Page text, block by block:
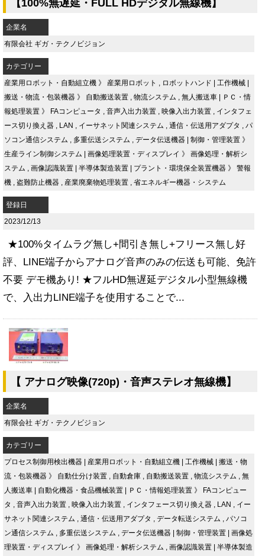
【100%無遅延・FULL HDデジタル無線機】
企業名
有限会社 ギガ・テクノビジョン
カテゴリー
産業用ロボット・自動組立機 》 産業用ロボット ロボットハンド | 工作機械 |
搬送・物流・包装機器 》 自動搬送装置 物流システム 無人搬送車 | ＰＣ・情
報処理装置 》 FAコンピュータ 音声入出力装置 映像入出力装置
インタフェ
ース切り換え器
LAN イーサネット関連システム 通信・伝送用アダプタ
パ
ソコン通信システム
多重伝送システム データ伝送機器 | 制御・管理装置 》
生産ライン制御システム | 画像処理装置・ディスプレイ 》 画像処理・解析シ
ステム
画像認識装置 | 半導体製造装置 | プラント・環境保全装置機器 》 警報
機
盗難防止機器 産業廃棄物処理装置 省エネルギー機器・システム
登録日
2023/12/13
★100%タイムラグ無し+間引き無し+フリース無し好
評、LINE端子からアナログ音声のみの伝送も可能、免許
不要 デモ機あり! ★フルHD無遅延デジタル小型無線機
で、入出力LINE端子を使用することで...
【 アナログ映像(720p)・音声ステレオ無線機】
企業名
有限会社 ギガ・テクノビジョン
カテゴリー
プロセス制御用検出機器 | 産業用ロボット・自動組立機 | 工作機械 | 搬送・物
流・包装機器 》 自動仕分け装置 自動倉庫 自動搬送装置 物流システム
無
人搬送車 | 自動化機器・食品機械装置 | ＰＣ・情報処理装置 》 FAコンピュー
タ
音声入出力装置 映像入出力装置 インタフェース切り換え器 LAN
イー
サネット関連システム
通信・伝送用アダプタ データ転送システム
パソコ
ン通信システム
多重伝送システム データ伝送機器 | 制御・管理装置 | 画像処
理装置・ディスプレイ 》 画像処理・解析システム 画像認識装置 | 半導体製造